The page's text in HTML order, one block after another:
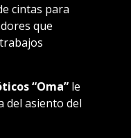
cintas para
que
“Oma”le
del asiento del